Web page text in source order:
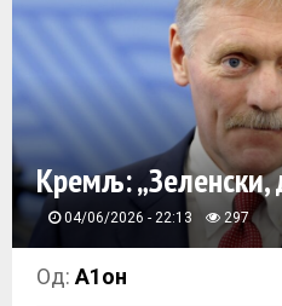
M
A
R
Y
M
Кремљ: „Зеленски,
04/06/2026 - 22:13 297
Од:А1он